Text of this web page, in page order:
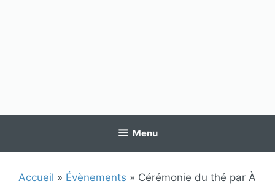
Menu
Accueil » Évènements » Cérémonie du thé par À